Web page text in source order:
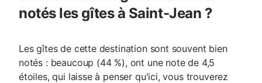
notés les gîtes à Saint-Jean ?
Les gîtes de cette destination sont souvent bien
notés : beaucoup (44 %), ont une note de 4,5
étoiles, qui laisse à penser qu'ici, vous trouverez